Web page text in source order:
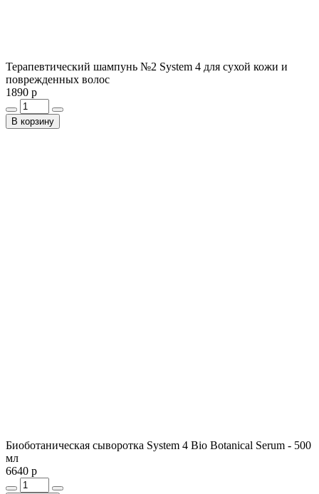
Терапевтический шампунь №2 System 4 для сухой кожи и
поврежденных волос
1890 р
В корзину
Биоботаническая сыворотка System 4 Bio Botanical Serum - 500
мл
6640 р